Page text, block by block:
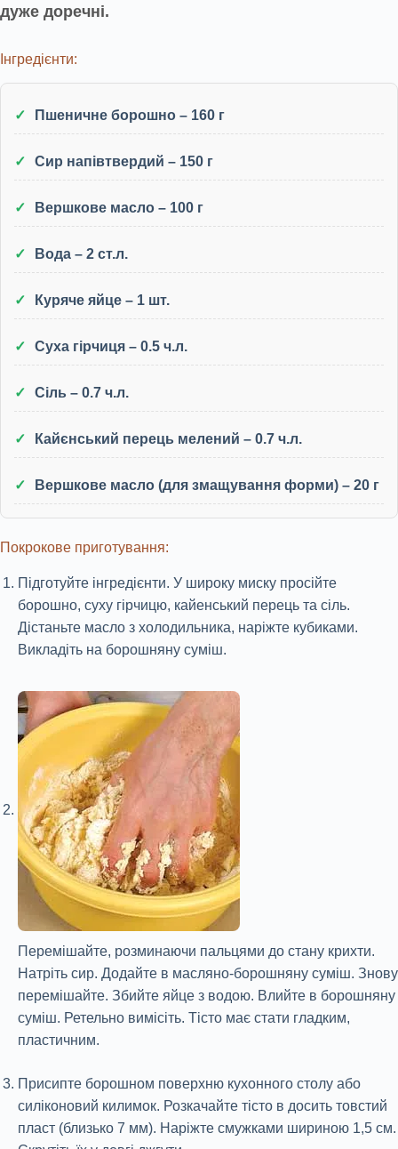
дуже доречні.
Інгредієнти:
Пшеничне борошно – 160 г
Сир напівтвердий – 150 г
Вершкове масло – 100 г
Вода – 2 ст.л.
Куряче яйце – 1 шт.
Суха гірчиця – 0.5 ч.л.
Сіль – 0.7 ч.л.
Кайєнський перець мелений – 0.7 ч.л.
Вершкове масло (для змащування форми) – 20 г
Покрокове приготування:
Підготуйте інгредієнти. У широку миску просійте
борошно, суху гірчицю, кайенський перець та сіль.
Дістаньте масло з холодильника, наріжте кубиками.
Викладіть на борошняну суміш.
Перемішайте, розминаючи пальцями до стану крихти.
Натріть сир. Додайте в масляно-борошняну суміш. Знову
перемішайте. Збийте яйце з водою. Влийте в борошняну
суміш. Ретельно вимісіть. Тісто має стати гладким,
пластичним.
Присипте борошном поверхню кухонного столу або
силіконовий килимок. Розкачайте тісто в досить товстий
пласт (близько 7 мм). Наріжте смужками шириною 1,5 см.